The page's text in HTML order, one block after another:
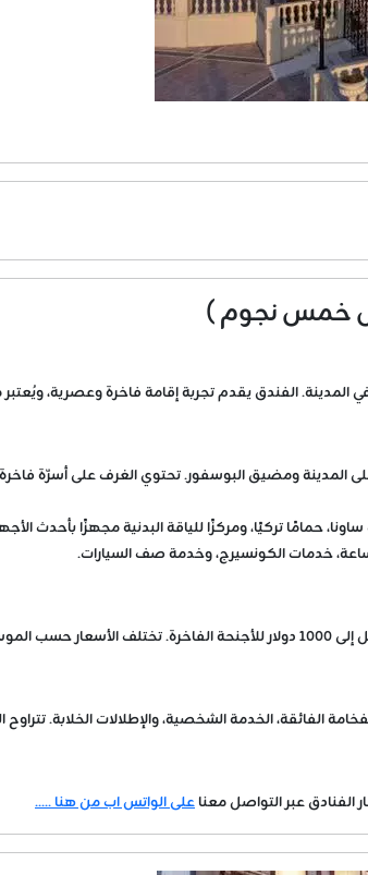
المدينة. الفندق يقدم تجربة إقامة فاخرة وعصرية،
حمامًا تركيًا، ومركزًا للياقة البدنية مجهزًا بأحدث
خدمات الكونسيرج، وخدمة صف السيارات.
الخدمة الشخصية، والإطلالات الخلابة. تتراوح التقييمات بين 8.4 و5 نجوم على
عبر التواصل معناعلى الواتس اب من هنا .....